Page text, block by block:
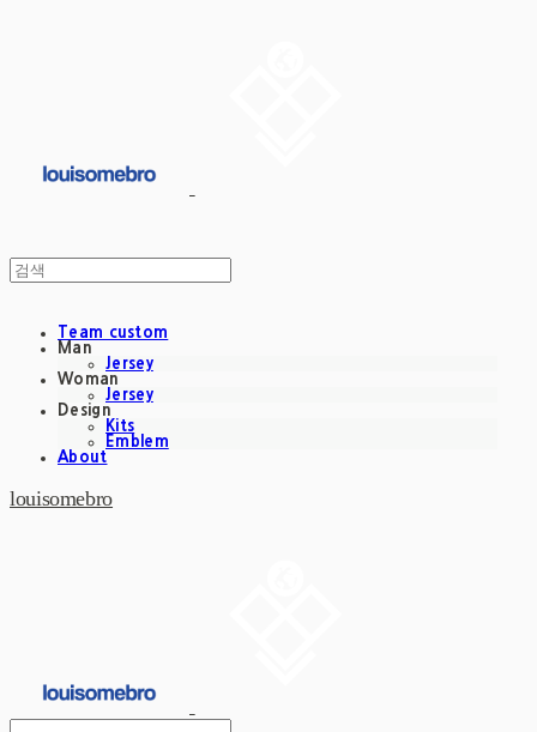
Team custom
Man
Jersey
Woman
Jersey
Design
Kits
Emblem
About
louisomebro